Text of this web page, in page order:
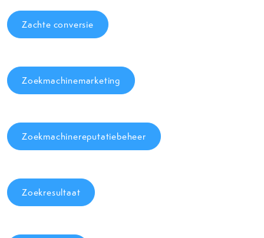
Zachte conversie
Zoekmachinemarketing
Zoekmachinereputatiebeheer
Zoekresultaat